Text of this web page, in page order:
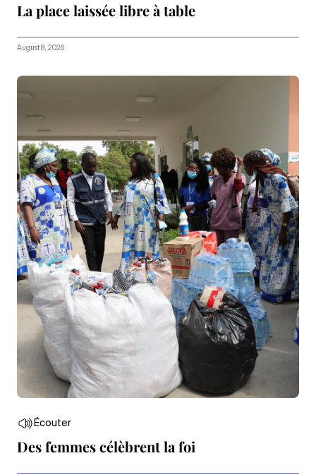
La place laissée libre à table
August 8, 2026
Écouter
Des femmes célèbrent la foi